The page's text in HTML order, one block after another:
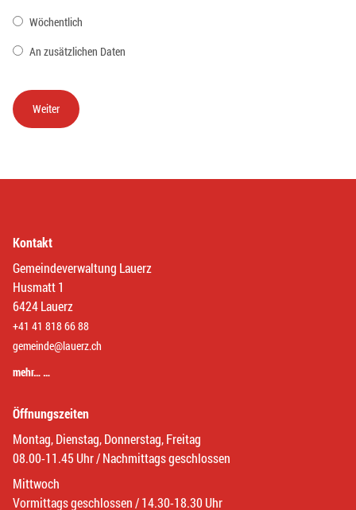
Wöchentlich
An zusätzlichen Daten
Kontakt
Gemeindeverwaltung Lauerz
Husmatt 1
6424 Lauerz
+41 41 818 66 88
gemeinde@lauerz.ch
mehr… …
Öffnungszeiten
Montag, Dienstag, Donnerstag, Freitag
08.00-11.45 Uhr / Nachmittags geschlossen
Mittwoch
Vormittags geschlossen / 14.30-18.30 Uhr